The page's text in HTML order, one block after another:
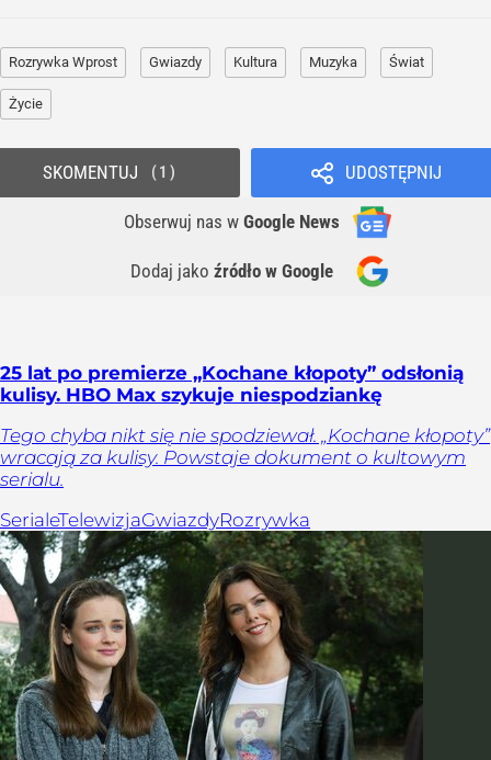
Rozrywka Wprost Gwiazdy Kultura Muzyka Świat
Życie
UDOSTĘPNIJ
Obserwuj nas w Google News
Dodaj jako źródło w Google
SKOMENTUJ 1
25 lat po premierze „Kochane kłopoty” odsłonią
kulisy. HBO Max szykuje niespodziankę
Tego chyba nikt się nie spodziewał. „Kochane kłopoty”
wracają za kulisy. Powstaje dokument o kultowym
serialu.
SerialeTelewizjaGwiazdyRozrywka